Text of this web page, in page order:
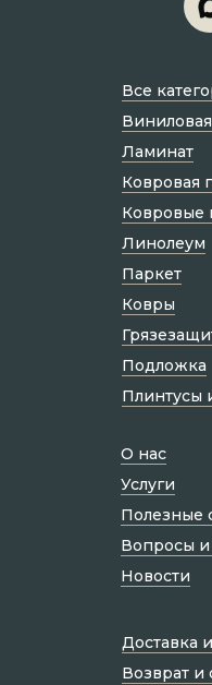
О нас
Услуги
Полезные
Вопросы и
Новости
Доставка
Возврат и
Все
Ламинат
Ковровая
Ковровые
Линолеум
Паркет
Ковры
Подложка
Плинтусы